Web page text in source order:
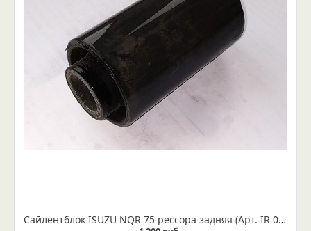
Сайлентблок ISUZU NQR 75 рессора задняя (Арт. IR 07-07-14)